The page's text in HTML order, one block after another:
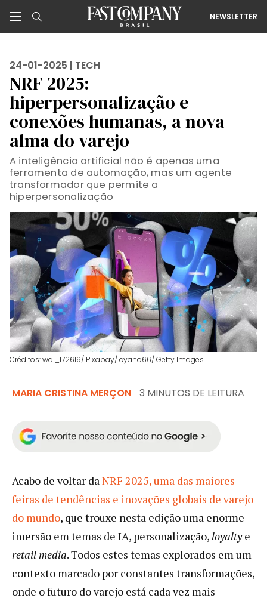
NEWSLETTER
24-01-2025 | TECH
NRF 2025:
hiperpersonalização e
conexões humanas, a nova
alma do varejo
A inteligência artificial não é apenas uma
ferramenta de automação, mas um agente
transformador que permite a
hiperpersonalização
Créditos: wal_172619/ Pixabay/ cyano66/ Getty Images
MARIA CRISTINA MERÇON 3 MINUTOS DE LEITURA
Acabo de voltar daNRF 2025, uma das maiores
feiras de tendências e inovações globais de varejo
do mundo, que trouxe nesta edição uma enorme
imersão em temas de IA, personalização, loyaltye
retail media. Todos estes temas explorados em um
contexto marcado por constantes transformações,
onde o futuro do varejo está cada vez mais